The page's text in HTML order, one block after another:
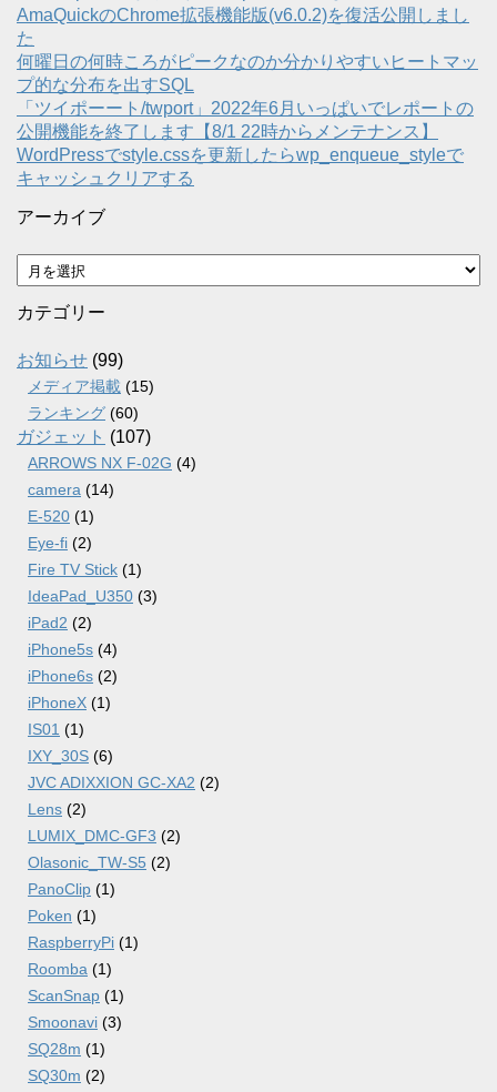
AmaQuickのChrome拡張機能版(v6.0.2)を復活公開しまし
た
何曜日の何時ころがピークなのか分かりやすいヒートマッ
プ的な分布を出すSQL
「ツイポーート/twport」2022年6月いっぱいでレポートの
公開機能を終了します【8/1 22時からメンテナンス】
WordPressでstyle.cssを更新したらwp_enqueue_styleで
キャッシュクリアする
アーカイブ
ア
ー
カ
ブ
カテゴリー
お知らせ (99)
メディア掲載 (15)
ランキング (60)
ガジェット (107)
ARROWS NX F-02G (4)
camera (14)
E-520 (1)
Eye-fi (2)
Fire TV Stick (1)
IdeaPad_U350 (3)
iPad2 (2)
iPhone5s (4)
iPhone6s (2)
iPhoneX (1)
IS01 (1)
IXY_30S (6)
JVC ADIXXION GC-XA2 (2)
Lens (2)
LUMIX_DMC-GF3 (2)
Olasonic_TW-S5 (2)
PanoClip (1)
Poken (1)
RaspberryPi (1)
Roomba (1)
ScanSnap (1)
Smoonavi (3)
SQ28m (1)
SQ30m (2)